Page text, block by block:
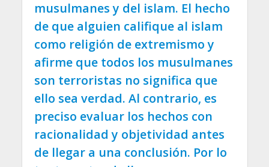
musulmanes y del islam. El hecho
de que alguien califique al islam
como religión de extremismo y
afirme que todos los musulmanes
son terroristas no significa que
ello sea verdad. Al contrario, es
preciso evaluar los hechos con
racionalidad y objetividad antes
de llegar a una conclusión. Por lo